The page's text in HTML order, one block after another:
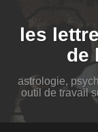
contenu
principal
Recherche
les
de
astrologie,
outil de travail